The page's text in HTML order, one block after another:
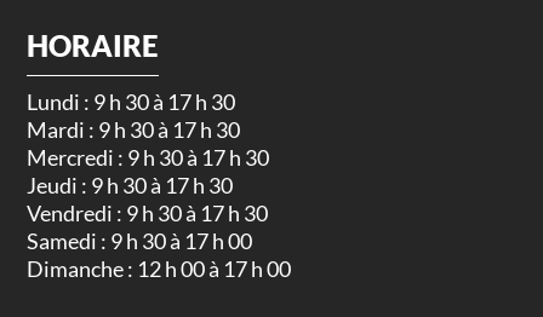
HORAIRE
Lundi : 9 h 30 à 17 h 30
Mardi : 9 h 30 à 17 h 30
Mercredi : 9 h 30 à 17 h 30
Jeudi : 9 h 30 à 17 h 30
Vendredi : 9 h 30 à 17 h 30
Samedi : 9 h 30 à 17 h 00
Dimanche : 12 h 00 à 17 h 00